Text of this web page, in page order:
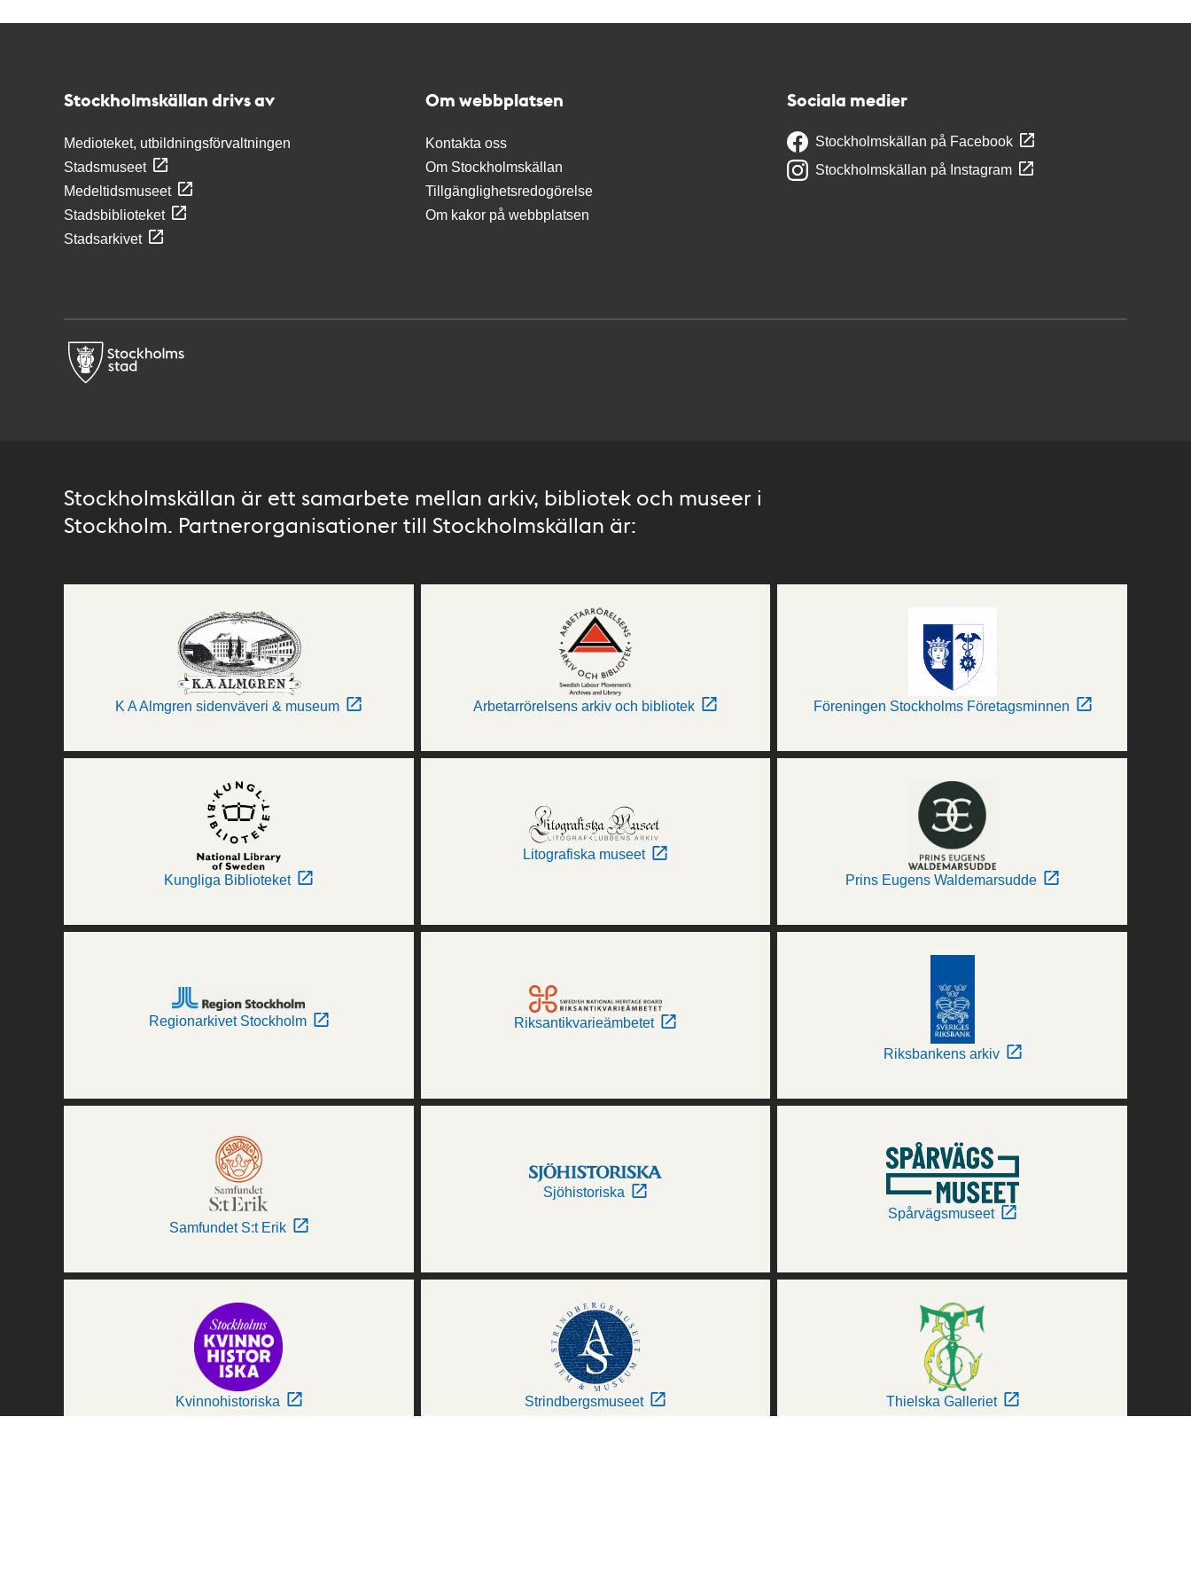
Stockholmskällan drivs av
Medioteket, utbildningsförvaltningen
Stadsmuseet
Medeltidsmuseet
Stadsbiblioteket
Stadsarkivet
Om webbplatsen
Kontakta oss
Om Stockholmskällan
Tillgänglighetsredogörelse
Om kakor på webbplatsen
Sociala medier
Stockholmskällan på Facebook
Stockholmskällan på Instagram
Stockholmskällan är ett samarbete mellan arkiv, bibliotek och museer i
Stockholm. Partnerorganisationer till Stockholmskällan är:
K A Almgren sidenväveri & museum Arbetarrörelsens arkiv och bibliotek Föreningen Stockholms Företagsminnen
Kungliga Biblioteket
Litografiska museet
Prins Eugens Waldemarsudde
Regionarkivet Stockholm Riksantikvarieämbetet
Riksbankens arkiv
Samfundet S:t Erik
Sjöhistoriska
Spårvägsmuseet
Kvinnohistoriska Strindbergsmuseet Thielska Galleriet